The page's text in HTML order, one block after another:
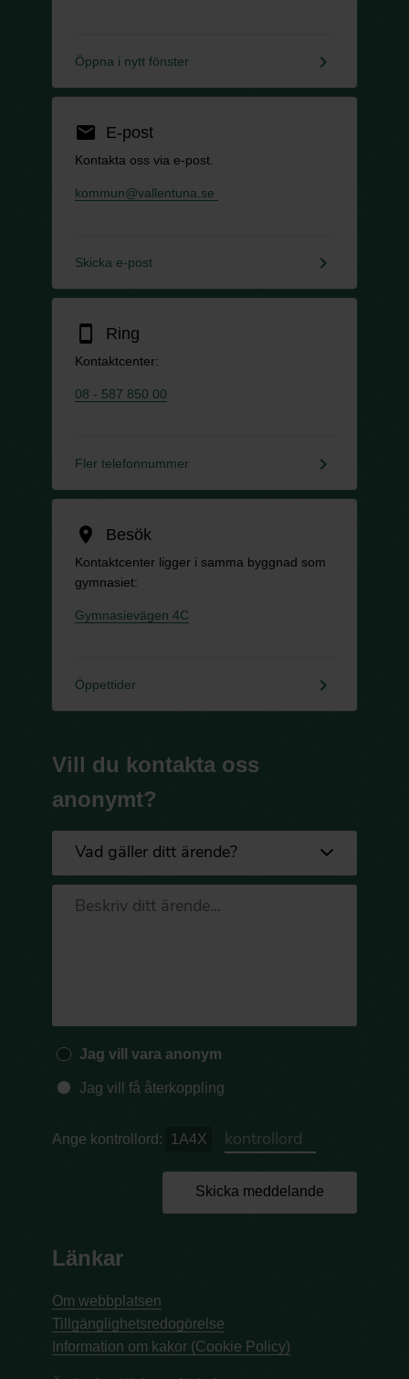
Öppna i nytt fönster keyboard_arrow_right
email E-post
Kontakta oss via e-post.
kommun@vallentuna.se
Skicka e-post keyboard_arrow_right
smartphone Ring
Kontaktcenter:
08 - 587 850 00
Fler telefonnummer keyboard_arrow_right
location_on Besök
Kontaktcenter ligger i samma byggnad som
gymnasiet:
Gymnasievägen 4C
Öppettider keyboard_arrow_right
Vill du kontakta oss
anonymt?
Jag vill vara anonym
Jag vill få återkoppling
Ange kontrollord: 1A4X
Skicka meddelande
Länkar
Om webbplatsen
Tillgänglighetsredogörelse
Information om kakor (Cookie Policy)